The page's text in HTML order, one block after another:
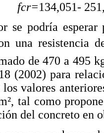
fcr=134,051-
se podría esperar
una resistencia
de 470 a 495
(2002) para
valores
tal como
del concreto en